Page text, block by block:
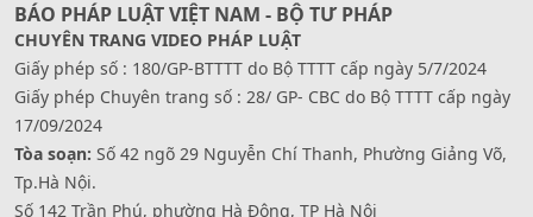
BÁO PHÁP LUẬT VIỆT NAM - BỘ TƯ PHÁP
CHUYÊN TRANG VIDEO PHÁP LUẬT
Giấy phép số : 180/GP-BTTTT do Bộ TTTT cấp ngày 5/7/2024
Giấy phép Chuyên trang số : 28/ GP- CBC do Bộ TTTT cấp ngày
17/09/2024
Tòa soạn: Số 42 ngõ 29 Nguyễn Chí Thanh, Phường Giảng Võ,
Tp.Hà Nội.
Số 142 Trần Phú, phường Hà Đông, TP Hà Nội